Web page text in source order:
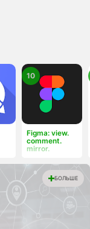
Figma: view.
comment.
mirror.
10
БОЛЬШЕ